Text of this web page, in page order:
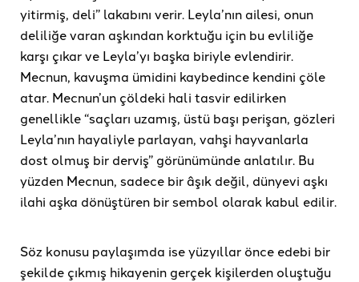
yitirmiş, deli” lakabını verir. Leyla’nın ailesi, onun
deliliğe varan aşkından korktuğu için bu evliliğe
karşı çıkar ve Leyla’yı başka biriyle evlendirir.
Mecnun, kavuşma ümidini kaybedince kendini çöle
atar. Mecnun’un çöldeki hali tasvir edilirken
genellikle “saçları uzamış, üstü başı perişan, gözleri
Leyla’nın hayaliyle parlayan, vahşi hayvanlarla
dost olmuş bir derviş” görünümünde anlatılır. Bu
yüzden Mecnun, sadece bir âşık değil, dünyevi aşkı
ilahi aşka dönüştüren bir sembol olarak kabul edilir.
Söz konusu paylaşımda ise yüzyıllar önce edebi bir
şekilde çıkmış hikayenin gerçek kişilerden oluştuğu